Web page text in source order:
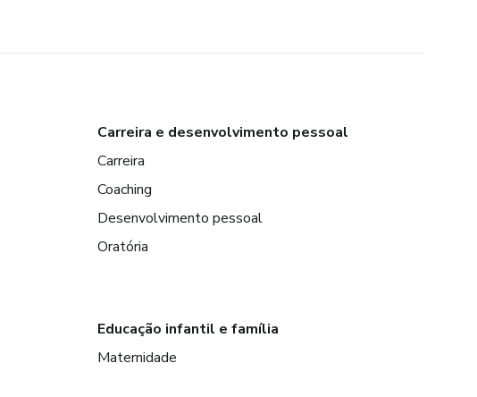
Carreira e desenvolvimento pessoal
Carreira
Coaching
Desenvolvimento pessoal
Oratória
Educação infantil e família
Maternidade